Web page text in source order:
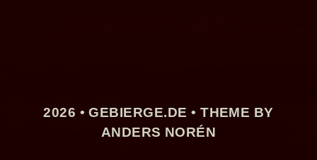
2026 •GEBIERGE.DE • THEME BY
ANDERS NORÉN